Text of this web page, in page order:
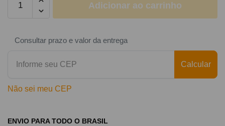
Adicionar ao carrinho
Consultar prazo e valor da entrega
Calcular
Não sei meu CEP
ENVIO PARA TODO O BRASIL